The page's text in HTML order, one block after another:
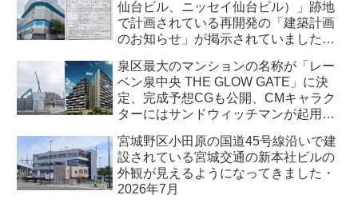
仙台ビル、ニッセイ仙台ビル）」跡地
で計画されている再開発の「建築計画
のお知らせ」が掲示されていました・
泉区最大のマンションの名称が「レー
ベン泉中央 THE GLOW GATE」に決
定、完成予想CGも公開、CMキャラク
ターにはサンドウィッチマンが起用さ
宮城野区小田原の国道45号線沿いで建
設されている宮城交通の新本社ビルの
外観が見えるようになってきました・
2026年7月